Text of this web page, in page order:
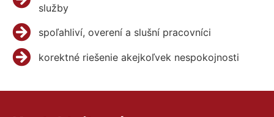
služby
spoľahliví, overení a slušní pracovníci
korektné riešenie akejkoľvek nespokojnosti